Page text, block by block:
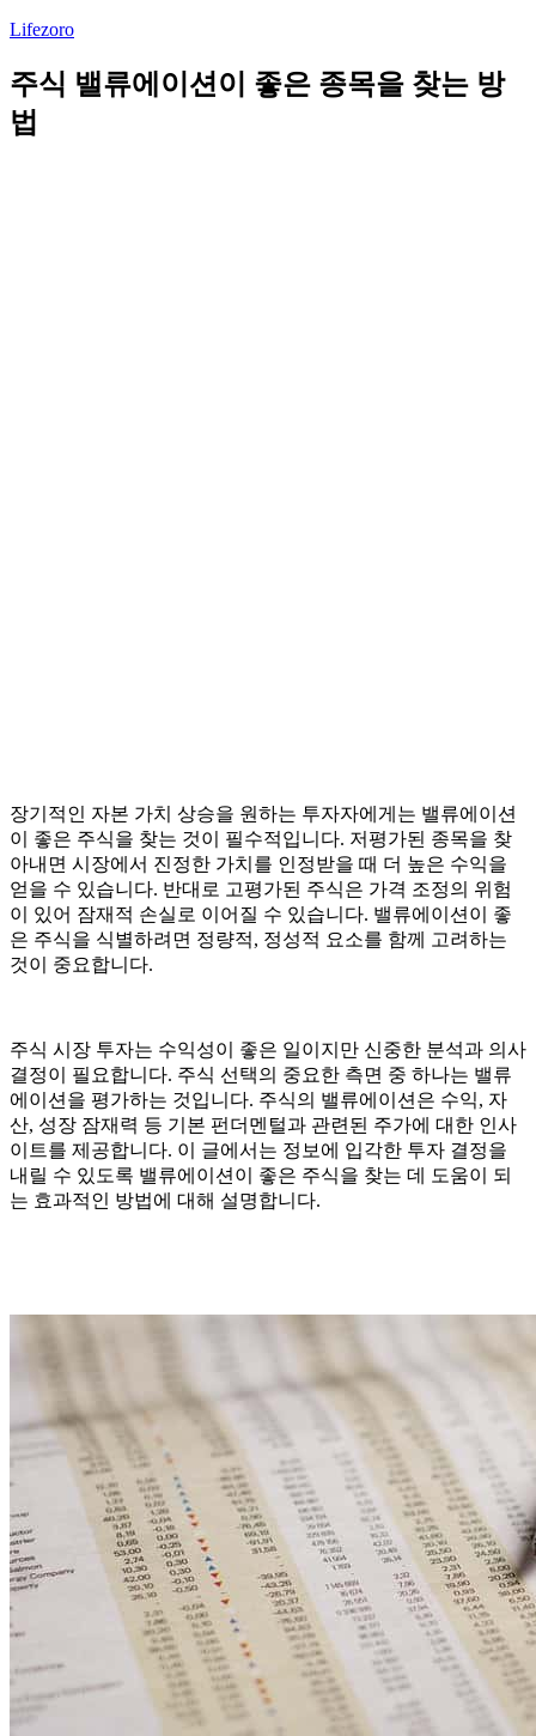
Lifezoro
주식 밸류에이션이 좋은 종목을 찾는 방
법
장기적인 자본 가치 상승을 원하는 투자자에게는 밸류에이션
이 좋은 주식을 찾는 것이 필수적입니다. 저평가된 종목을 찾
아내면 시장에서 진정한 가치를 인정받을 때 더 높은 수익을
얻을 수 있습니다. 반대로 고평가된 주식은 가격 조정의 위험
이 있어 잠재적 손실로 이어질 수 있습니다. 밸류에이션이 좋
은 주식을 식별하려면 정량적, 정성적 요소를 함께 고려하는
것이 중요합니다.
주식 시장 투자는 수익성이 좋은 일이지만 신중한 분석과 의사
결정이 필요합니다. 주식 선택의 중요한 측면 중 하나는 밸류
에이션을 평가하는 것입니다. 주식의 밸류에이션은 수익, 자
산, 성장 잠재력 등 기본 펀더멘털과 관련된 주가에 대한 인사
이트를 제공합니다. 이 글에서는 정보에 입각한 투자 결정을
내릴 수 있도록 밸류에이션이 좋은 주식을 찾는 데 도움이 되
는 효과적인 방법에 대해 설명합니다.